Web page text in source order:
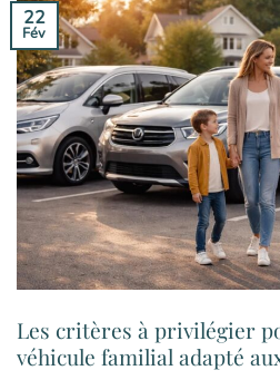
22
Fév
Les critères à privilégier
véhicule familial adapté